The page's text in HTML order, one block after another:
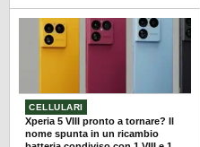
CELLULARI
Xperia 5 VIII pronto a tornare? Il
nome spunta in un ricambio